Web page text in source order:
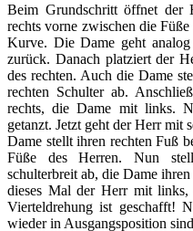
Beim Grundschritt öffnet der
rechts vorne zwischen die
Kurve. Die Dame geht
zurück. Danach platziert der
des rechten. Auch die Dame
rechten Schulter ab.
rechts, die Dame mit links.
getanzt. Jetzt geht der Herr mit
Dame stellt ihren rechten Fuß
Füße des Herren. Nun
schulterbreit ab, die Dame
dieses Mal der Herr mit
Vierteldrehung ist geschafft!
wieder in Ausgangsposition